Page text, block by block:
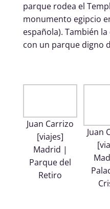
parque rodea el
monumento egipcio
española). También
con un parque digno
Juan Carrizo
[viajes]
Madrid |
Parque del
Retiro
Juan